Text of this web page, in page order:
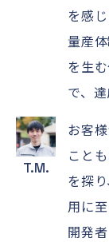
を感じ
量産
を生
で、
T.M.
お客
こと
を探
用に
開発